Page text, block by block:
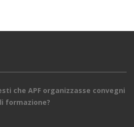
che APF organizzasse convegni
formazione?